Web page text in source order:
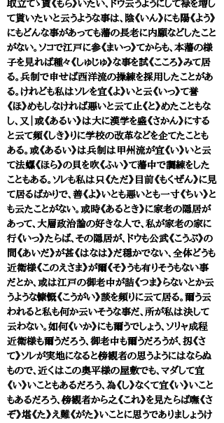
取立てゝ貰《もら》いたい、ドウ云うようにして禄を増し
て貰いたいと云うような事は、陰《いん》にも陽《よう》
にもどんな事があっても藩の長老に内願などしたこと
がない。ソコで江戸に参《まいっ》てからも、本藩の様
子を見れば種々《しゅじゅ》な事を試《こころ》みて居
る。兵制で申せば西洋流の操練を採用したことがあ
る。けれども私はソレを宜《よ》いと云《いっ》て誉
《ほ》めもしなければ悪いと云て止《と》めたこともな
し、又｜或《あるい》は大に漢学を盛《さかん》にする
と云て頻《しき》りに学校の改革などを企てたことも
ある。或《あるい》は兵制は甲州流が宜《い》いと云
て法螺《ほら》の貝を吹《ふい》て藩中で調練をした
こともある。ソレも私は只《ただ》目前《もくぜん》に見
て居るばかりで、善《よ》いとも悪いとも一寸《ちい》と
も云たことがない。或時《あるとき》に家老の隠居が
あって、大層政治論の好きな人で、私が家老の家に
行《いっ》たらば、その隠居が、ドウも公武《こうぶ》の
間《あいだ》が甚《はなは》だ穏かでない、全体どうも
近衛様《このえさま》が爾《そ》うも有りそうもない事
だとか、或は江戸の御老中が詰《つま》らないとか云
うような慷慨《こうがい》談を頻りに云て居る。爾う云
われると私も何か云いそうな事だ、所が私は決して
云わない。如何《いか》にも爾うでしょう、ソリャ成程
近衛様も爾うだろう、御老中も爾うだろうが、扨《さ
て》ソレが実地になると傍観者の思うようにはならぬ
もので、近くはこの奥平様の屋敷でも、マダして宜
《い》いこともあるだろう、為《し》なくて宜《い》いこと
もあるだろう、傍観者から之《これ》を見たらば嘸《さ
ぞ》堪《た》え難《がた》いことに思うでありましょうけ